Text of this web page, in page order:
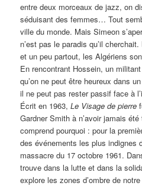
entre deux morceaux de jazz, on
séduisant des femmes… Tout
ville du monde. Mais Simeon
n’est pas le paradis qu’il
et un peu partout, les Algériens
En rencontrant Hossein, un
qu’on ne peut être heureux dans
il ne peut pas rester passif face à
Écrit en 1963, Le Visage de pierre
Gardner Smith à n’avoir jamais
comprend pourquoi : pour la
des événements les plus indignes
massacre du 17 octobre 1961.
trouve dans la lutte et dans la
explore les zones d’ombre de